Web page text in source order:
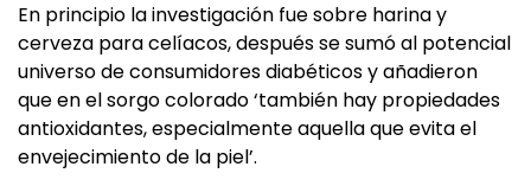
En principio la investigación fue sobre harina y
cerveza para celíacos, después se sumó al potencial
universo de consumidores diabéticos y añadieron
que en el sorgo colorado ‘también hay propiedades
antioxidantes, especialmente aquella que evita el
envejecimiento de la piel’.